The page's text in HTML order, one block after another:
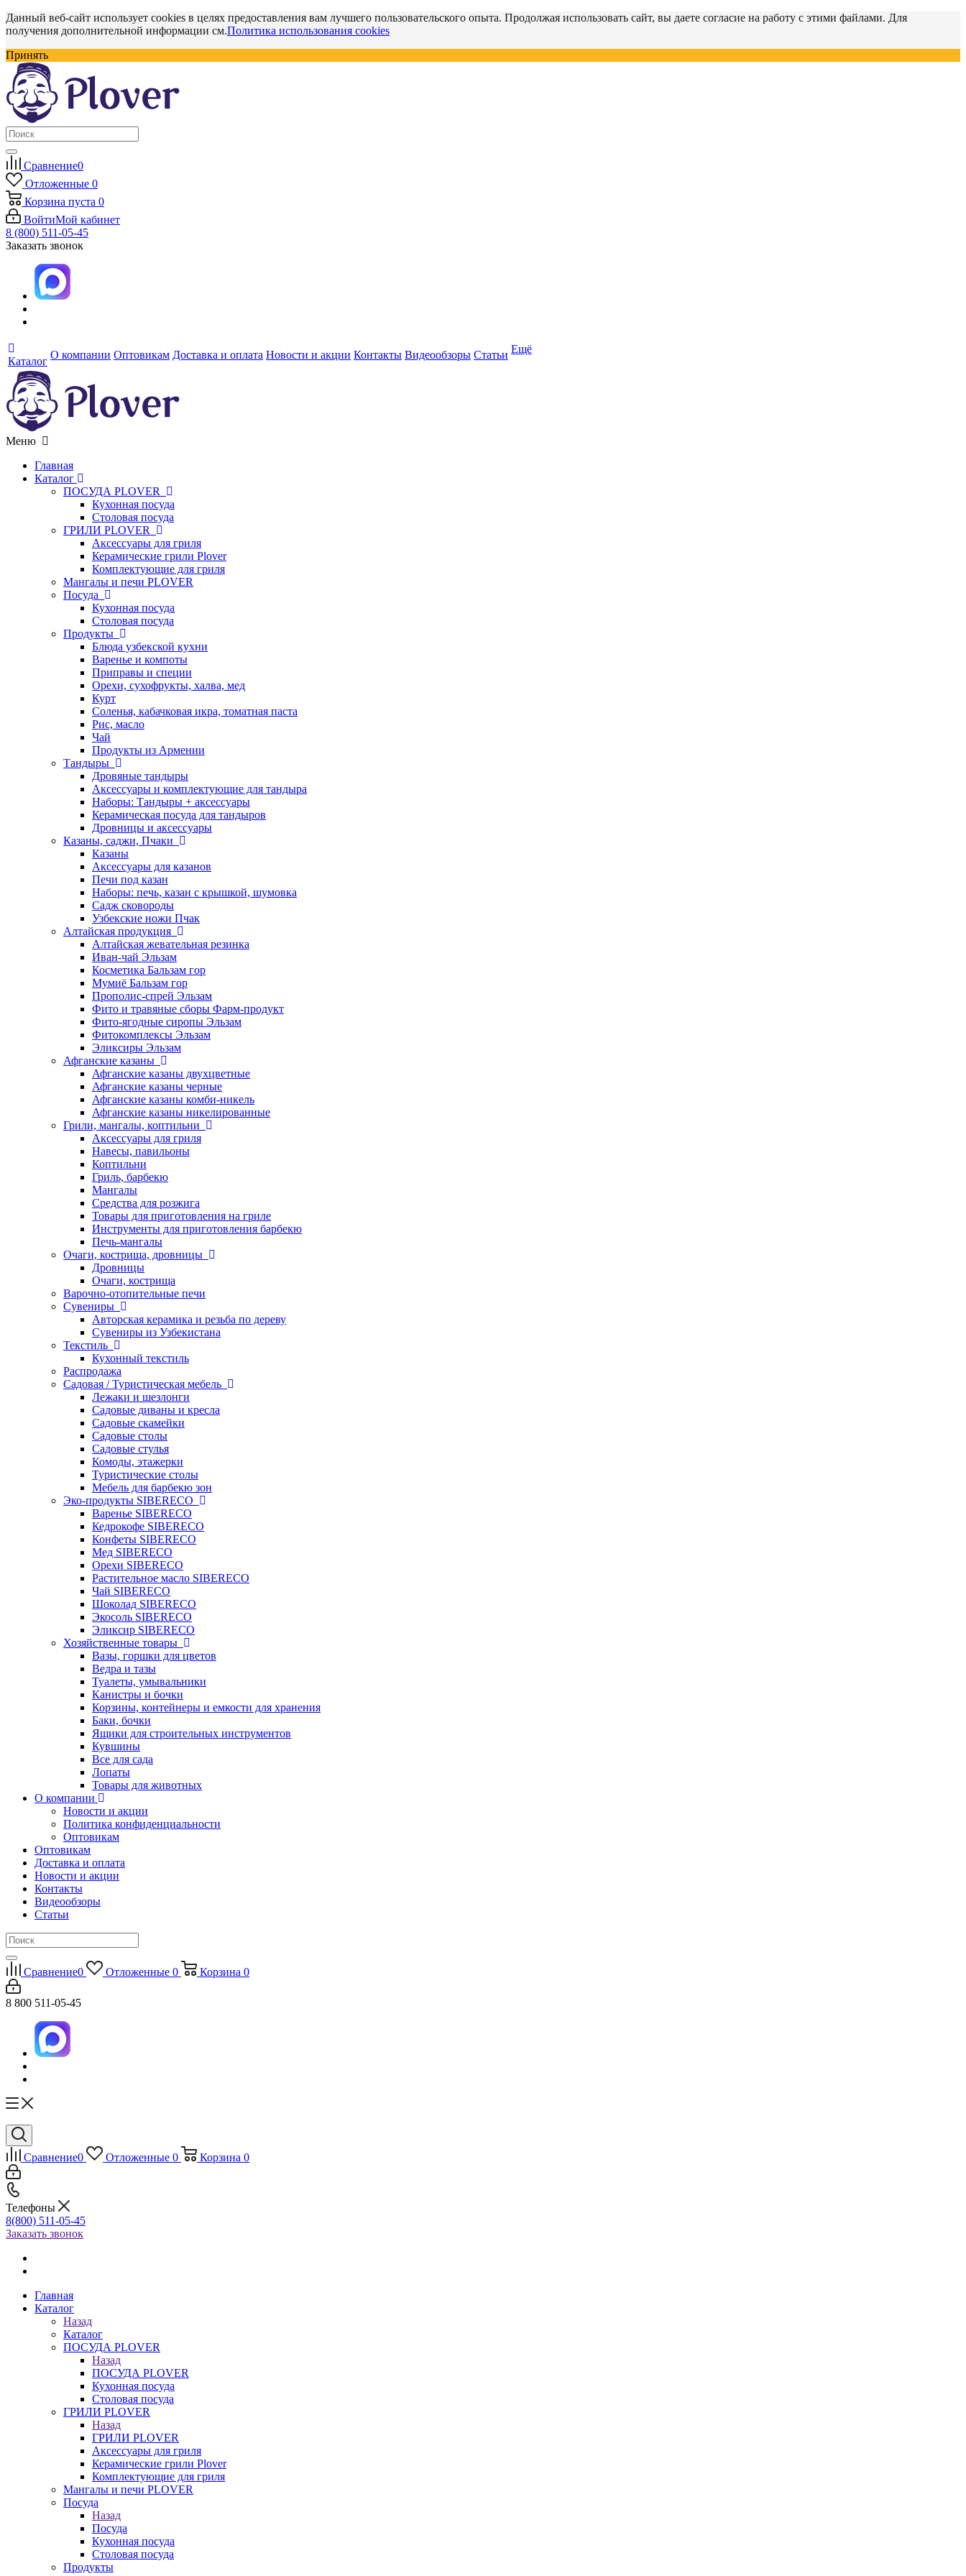
Данный веб-сайт использует cookies в целях предоставления вам лучшего пользовательского опыта. Продолжая использовать сайт, вы даете согласие на работу с этими файлами. Для
получения дополнительной информации см.Политика использования cookies
Принять
Сравнение0
Отложенные 0
Корзина пуста 0
ВойтиМой кабинет
8 (800) 511-05-45
Заказать звонок
Каталог
О компании Оптовикам Доставка и оплата Новости и акции Контакты Видеообзоры Статьи Ещё
Меню
Главная
Каталог
ПОСУДА PLOVER
Кухонная посуда
Столовая посуда
ГРИЛИ PLOVER
Аксессуары для гриля
Керамические грили Plover
Комплектующие для гриля
Мангалы и печи PLOVER
Посуда
Кухонная посуда
Столовая посуда
Продукты
Блюда узбекской кухни
Варенье и компоты
Приправы и специи
Орехи, сухофрукты, халва, мед
Курт
Соленья, кабачковая икра, томатная паста
Рис, масло
Чай
Продукты из Армении
Тандыры
Дровяные тандыры
Аксессуары и комплектующие для тандыра
Наборы: Тандыры + аксессуары
Керамическая посуда для тандыров
Дровницы и аксессуары
Казаны, саджи, Пчаки
Казаны
Аксессуары для казанов
Печи под казан
Наборы: печь, казан с крышкой, шумовка
Садж сковороды
Узбекские ножи Пчак
Алтайская продукция
Алтайская жевательная резинка
Иван-чай Эльзам
Косметика Бальзам гор
Мумиё Бальзам гор
Прополис-спрей Эльзам
Фито и травяные сборы Фарм-продукт
Фито-ягодные сиропы Эльзам
Фитокомплексы Эльзам
Эликсиры Эльзам
Афганские казаны
Афганские казаны двухцветные
Афганские казаны черные
Афганские казаны комби-никель
Афганские казаны никелированные
Грили, мангалы, коптильни
Аксессуары для гриля
Навесы, павильоны
Коптильни
Гриль, барбекю
Мангалы
Средства для розжига
Товары для приготовления на гриле
Инструменты для приготовления барбекю
Печь-мангалы
Очаги, кострища, дровницы
Дровницы
Очаги, кострища
Варочно-отопительные печи
Сувениры
Авторская керамика и резьба по дереву
Сувениры из Узбекистана
Текстиль
Кухонный текстиль
Распродажа
Садовая / Туристическая мебель
Лежаки и шезлонги
Садовые диваны и кресла
Садовые скамейки
Садовые столы
Садовые стулья
Комоды, этажерки
Туристические столы
Мебель для барбекю зон
Эко-продукты SIBERECO
Варенье SIBERECO
Кедрокофе SIBERECO
Конфеты SIBERECO
Мед SIBERECO
Орехи SIBERECO
Растительное масло SIBERECO
Чай SIBERECO
Шоколад SIBERECO
Экосоль SIBERECO
Эликсир SIBERECO
Хозяйственные товары
Вазы, горшки для цветов
Ведра и тазы
Туалеты, умывальники
Канистры и бочки
Корзины, контейнеры и емкости для хранения
Баки, бочки
Ящики для строительных инструментов
Кувшины
Все для сада
Лопаты
Товары для животных
О компании
Новости и акции
Политика конфиденциальности
Оптовикам
Оптовикам
Доставка и оплата
Новости и акции
Контакты
Видеообзоры
Статьи
Сравнение0 Отложенные 0 Корзина 0
8 800 511-05-45
Сравнение0 Отложенные 0 Корзина 0
Телефоны
8(800) 511-05-45
Заказать звонок
Главная
Каталог
Назад
Каталог
ПОСУДА PLOVER
Назад
ПОСУДА PLOVER
Кухонная посуда
Столовая посуда
ГРИЛИ PLOVER
Назад
ГРИЛИ PLOVER
Аксессуары для гриля
Керамические грили Plover
Комплектующие для гриля
Мангалы и печи PLOVER
Посуда
Назад
Посуда
Кухонная посуда
Столовая посуда
Продукты